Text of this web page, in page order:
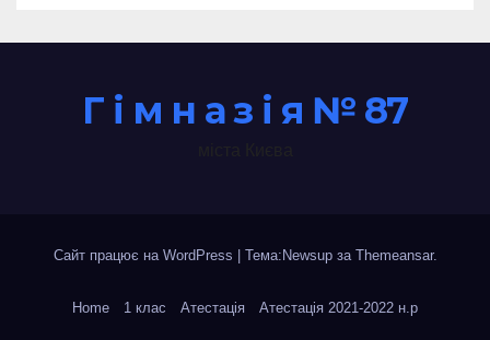
Г і м н а з і я № 87
Сайт працює на WordPress | Тема:Newsup за Themeansar.
Home 1 клас Атестація Атестація 2021-2022 н.р